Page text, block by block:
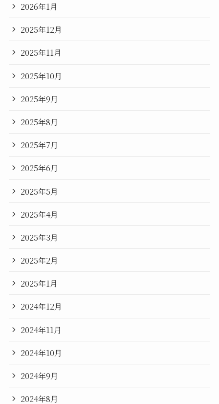
2026年1月
2025年12月
2025年11月
2025年10月
2025年9月
2025年8月
2025年7月
2025年6月
2025年5月
2025年4月
2025年3月
2025年2月
2025年1月
2024年12月
2024年11月
2024年10月
2024年9月
2024年8月